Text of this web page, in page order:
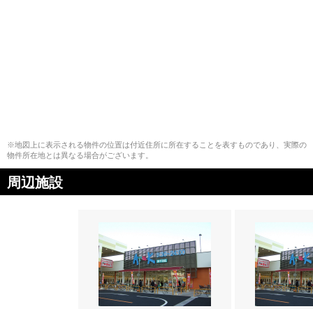
※地図上に表示される物件の位置は付近住所に所在することを表すものであり、実際の
物件所在地とは異なる場合がございます。
周辺施設